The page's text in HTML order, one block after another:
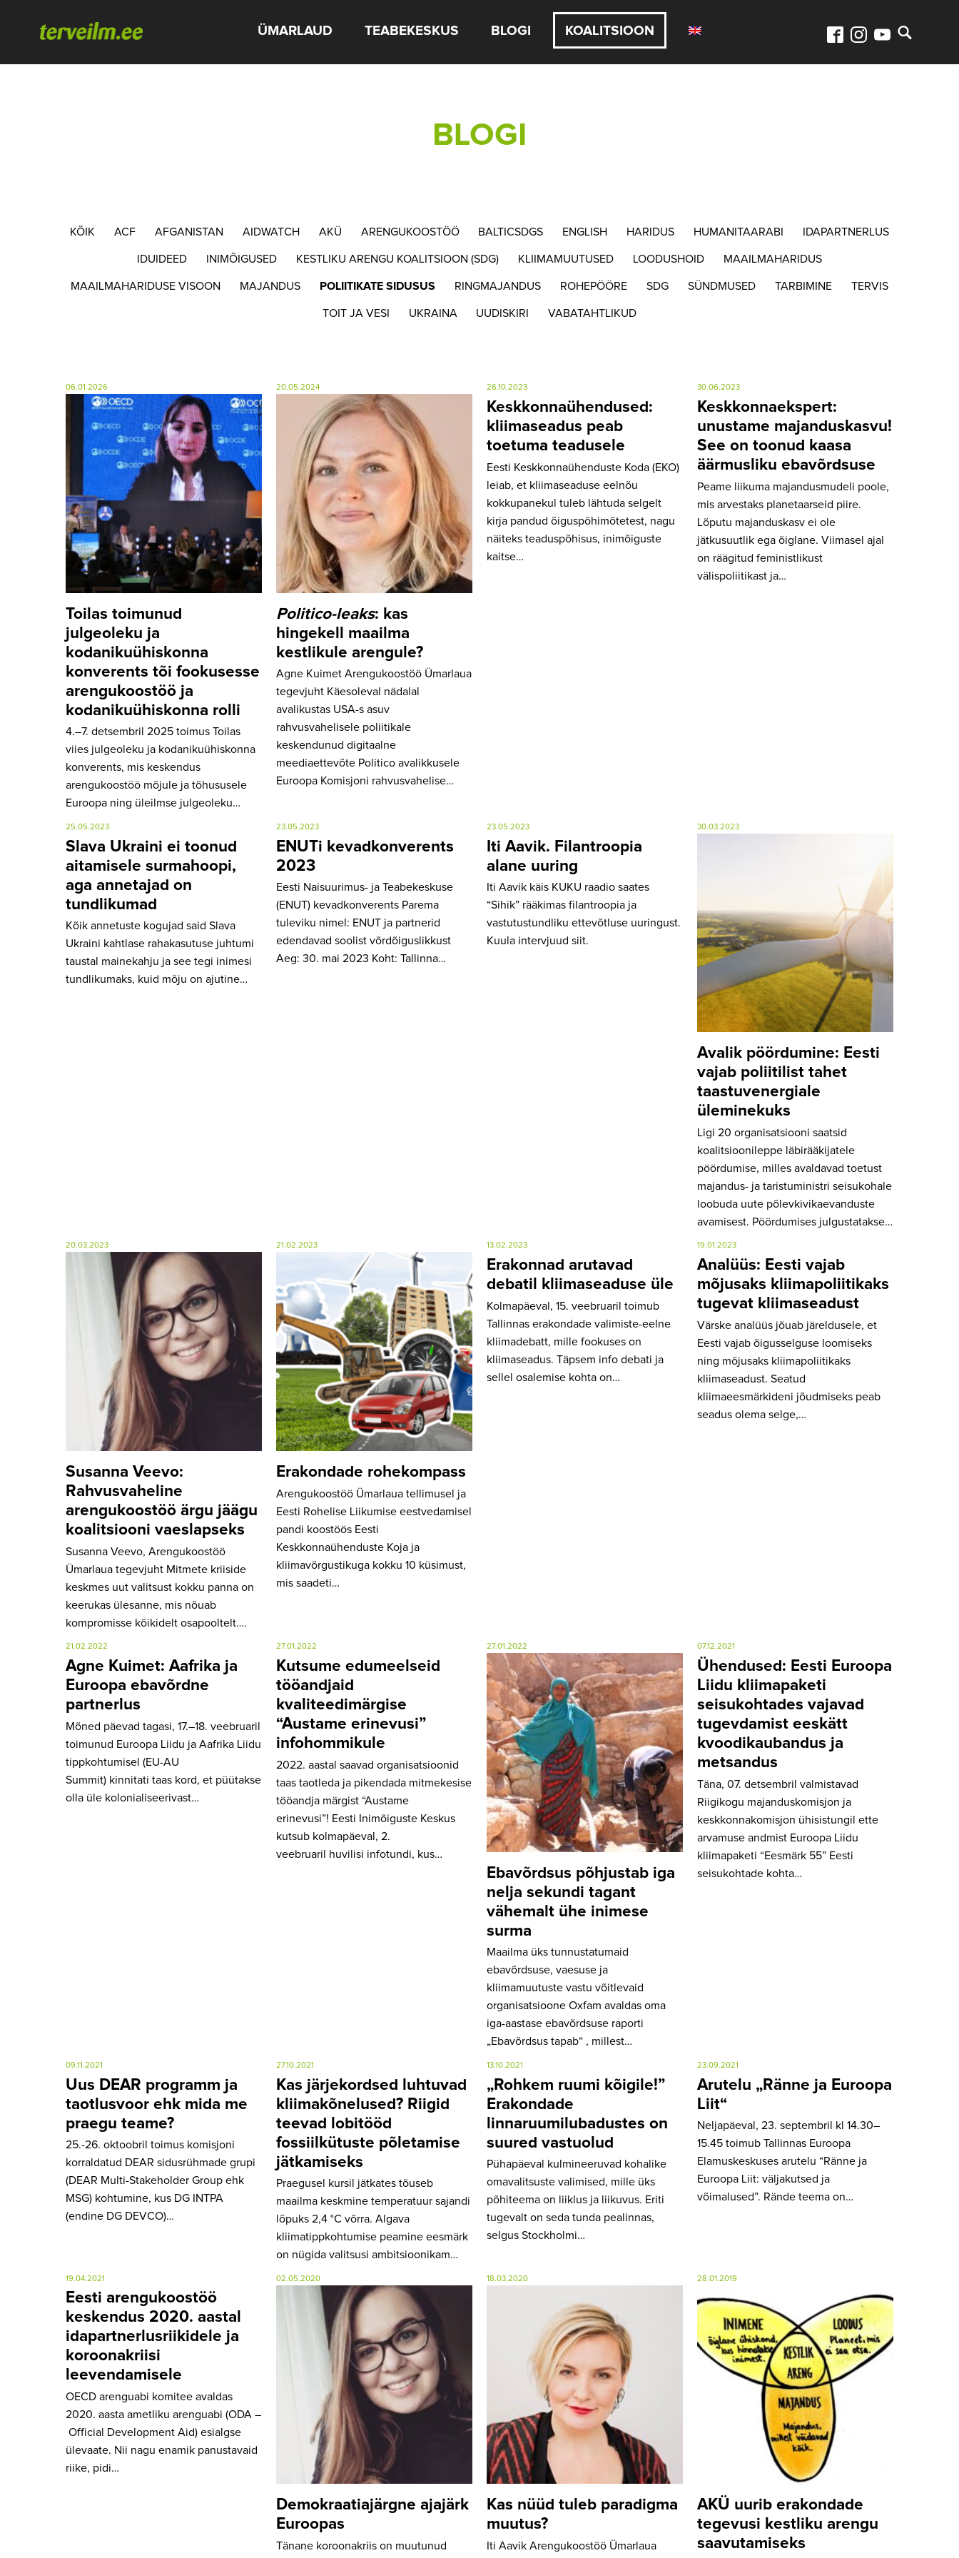
ÜMARLAUD TEABEKESKUS BLOGI KOALITSIOON
BLOGI
KÕIK ACF AFGANISTAN AIDWATCH AKÜ ARENGUKOOSTÖÖ BALTICSDGS ENGLISH HARIDUS HUMANITAARABI IDAPARTNERLUS
IDUIDEED INIMÕIGUSED KESTLIKU ARENGU KOALITSIOON (SDG) KLIIMAMUUTUSED LOODUSHOID MAAILMAHARIDUS
MAAILMAHARIDUSE VISOON MAJANDUS POLIITIKATE SIDUSUS RINGMAJANDUS ROHEPÖÖRE SDG SÜNDMUSED TARBIMINE TERVIS
TOIT JA VESI UKRAINA UUDISKIRI VABATAHTLIKUD
06.01.2026
Toilas toimunud
julgeoleku ja
kodanikuühiskonna
konverents tõi fookusesse
arengukoostöö ja
kodanikuühiskonna rolli
4.–7. detsembril 2025 toimus Toilas
viies julgeoleku ja kodanikuühiskonna
konverents, mis keskendus
arengukoostöö mõjule ja tõhususele
Euroopa ning üleilmse julgeoleku…
20.05.2024
Politico-leaks: kas
hingekell maailma
kestlikule arengule?
Agne Kuimet Arengukoostöö Ümarlaua
tegevjuht Käesoleval nädalal
avalikustas USA-s asuv
rahvusvahelisele poliitikale
keskendunud digitaalne
meediaettevõte Politico avalikkusele
Euroopa Komisjoni rahvusvahelise…
26.10.2023
Keskkonnaühendused:
kliimaseadus peab
toetuma teadusele
Eesti Keskkonnaühenduste Koda (EKO)
leiab, et kliimaseaduse eelnõu
kokkupanekul tuleb lähtuda selgelt
kirja pandud õiguspõhimõtetest, nagu
näiteks teaduspõhisus, inimõiguste
kaitse…
30.06.2023
Keskkonnaekspert:
unustame majanduskasvu!
See on toonud kaasa
äärmusliku ebavõrdsuse
Peame liikuma majandusmudeli poole,
mis arvestaks planetaarseid piire.
Lõputu majanduskasv ei ole
jätkusuutlik ega õiglane. Viimasel ajal
on räägitud feministlikust
välispoliitikast ja…
25.05.2023
Slava Ukraini ei toonud
aitamisele surmahoopi,
aga annetajad on
tundlikumad
Kõik annetuste kogujad said Slava
Ukraini kahtlase rahakasutuse juhtumi
taustal mainekahju ja see tegi inimesi
tundlikumaks, kuid mõju on ajutine…
23.05.2023
ENUTi kevadkonverents
2023
Eesti Naisuurimus- ja Teabekeskuse
(ENUT) kevadkonverents Parema
tuleviku nimel: ENUT ja partnerid
edendavad soolist võrdõiguslikkust
Aeg: 30. mai 2023 Koht: Tallinna…
23.05.2023
Iti Aavik. Filantroopia
alane uuring
Iti Aavik käis KUKU raadio saates
“Sihik” rääkimas filantroopia ja
vastutustundliku ettevõtluse uuringust.
Kuula intervjuud siit.
30.03.2023
Avalik pöördumine: Eesti
vajab poliitilist tahet
taastuvenergiale
üleminekuks
Ligi 20 organisatsiooni saatsid
koalitsioonileppe läbirääkijatele
pöördumise, milles avaldavad toetust
majandus- ja taristuministri seisukohale
loobuda uute põlevkivikaevanduste
avamisest. Pöördumises julgustatakse…
20.03.2023
Susanna Veevo:
Rahvusvaheline
arengukoostöö ärgu jäägu
koalitsiooni vaeslapseks
Susanna Veevo, Arengukoostöö
Ümarlaua tegevjuht Mitmete kriiside
keskmes uut valitsust kokku panna on
keerukas ülesanne, mis nõuab
kompromisse kõikidelt osapooltelt….
21.02.2023
Erakondade rohekompass
Arengukoostöö Ümarlaua tellimusel ja
Eesti Rohelise Liikumise eestvedamisel
pandi koostöös Eesti
Keskkonnaühenduste Koja ja
kliimavõrgustikuga kokku 10 küsimust,
mis saadeti…
13.02.2023
Erakonnad arutavad
debatil kliimaseaduse üle
Kolmapäeval, 15. veebruaril toimub
Tallinnas erakondade valimiste-eelne
kliimadebatt, mille fookuses on
kliimaseadus. Täpsem info debati ja
sellel osalemise kohta on…
19.01.2023
Analüüs: Eesti vajab
mõjusaks kliimapoliitikaks
tugevat kliimaseadust
Värske analüüs jõuab järeldusele, et
Eesti vajab õigusselguse loomiseks
ning mõjusaks kliimapoliitikaks
kliimaseadust. Seatud
kliimaeesmärkideni jõudmiseks peab
seadus olema selge,…
21.02.2022
Agne Kuimet: Aafrika ja
Euroopa ebavõrdne
partnerlus
Mõned päevad tagasi, 17.–18. veebruaril
toimunud Euroopa Liidu ja Aafrika Liidu
tippkohtumisel (EU-AU
Summit) kinnitati taas kord, et püütakse
olla üle kolonialiseerivast…
27.01.2022
Kutsume edumeelseid
tööandjaid
kvaliteedimärgise
“Austame erinevusi”
infohommikule
2022. aastal saavad organisatsioonid
taas taotleda ja pikendada mitmekesise
tööandja märgist “Austame
erinevusi”! Eesti Inimõiguste Keskus
kutsub kolmapäeval, 2.
veebruaril huvilisi infotundi, kus…
27.01.2022
Ebavõrdsus põhjustab iga
nelja sekundi tagant
vähemalt ühe inimese
surma
Maailma üks tunnustatumaid
ebavõrdsuse, vaesuse ja
kliimamuutuste vastu võitlevaid
organisatsioone Oxfam avaldas oma
iga-aastase ebavõrdsuse raporti
„Ebavõrdsus tapab“ , millest…
07.12.2021
Ühendused: Eesti Euroopa
Liidu kliimapaketi
seisukohtades vajavad
tugevdamist eeskätt
kvoodikaubandus ja
metsandus
Täna, 07. detsembril valmistavad
Riigikogu majanduskomisjon ja
keskkonnakomisjon ühisistungil ette
arvamuse andmist Euroopa Liidu
kliimapaketi “Eesmärk 55” Eesti
seisukohtade kohta…
09.11.2021
Uus DEAR programm ja
taotlusvoor ehk mida me
praegu teame?
25.-26. oktoobril toimus komisjoni
korraldatud DEAR sidusrühmade grupi
(DEAR Multi-Stakeholder Group ehk
MSG) kohtumine, kus DG INTPA
(endine DG DEVCO)…
27.10.2021
Kas järjekordsed luhtuvad
kliimakõnelused? Riigid
teevad lobitööd
fossiilkütuste põletamise
jätkamiseks
Praegusel kursil jätkates tõuseb
maailma keskmine temperatuur sajandi
lõpuks 2,4 °C võrra. Algava
kliimatippkohtumise peamine eesmärk
on nügida valitsusi ambitsioonikam…
13.10.2021
„Rohkem ruumi kõigile!”
Erakondade
linnaruumilubadustes on
suured vastuolud
Pühapäeval kulmineeruvad kohalike
omavalitsuste valimised, mille üks
põhiteema on liiklus ja liikuvus. Eriti
tugevalt on seda tunda pealinnas,
selgus Stockholmi…
23.09.2021
Arutelu „Ränne ja Euroopa
Liit“
Neljapäeval, 23. septembril kl 14.30–
15.45 toimub Tallinnas Euroopa
Elamuskeskuses arutelu “Ränne ja
Euroopa Liit: väljakutsed ja
võimalused”. Rände teema on…
19.04.2021
Eesti arengukoostöö
keskendus 2020. aastal
idapartnerlusriikidele ja
koroonakriisi
leevendamisele
OECD arenguabi komitee avaldas
2020. aasta ametliku arenguabi (ODA –
Official Development Aid) esialgse
ülevaate. Nii nagu enamik panustavaid
riike, pidi…
02.05.2020
Demokraatiajärgne ajajärk
Euroopas
Tänane koroonakriis on muutunud
18.03.2020
Kas nüüd tuleb paradigma
muutus?
Iti Aavik Arengukoostöö Ümarlaua
28.01.2019
AKÜ uurib erakondade
tegevusi kestliku arengu
saavutamiseks